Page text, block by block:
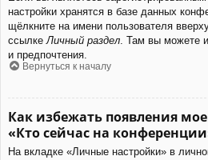
настройки хранятся в базе данных
щёлкните на имени пользователя
ссылкеЛичный раздел. Там вы можете
и предпочтения.
Вернуться к началу
Как избежать появления
«Кто сейчас на
На вкладке «Личные настройки» в